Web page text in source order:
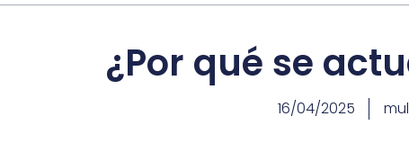
¿Por qué se
16/04/2025